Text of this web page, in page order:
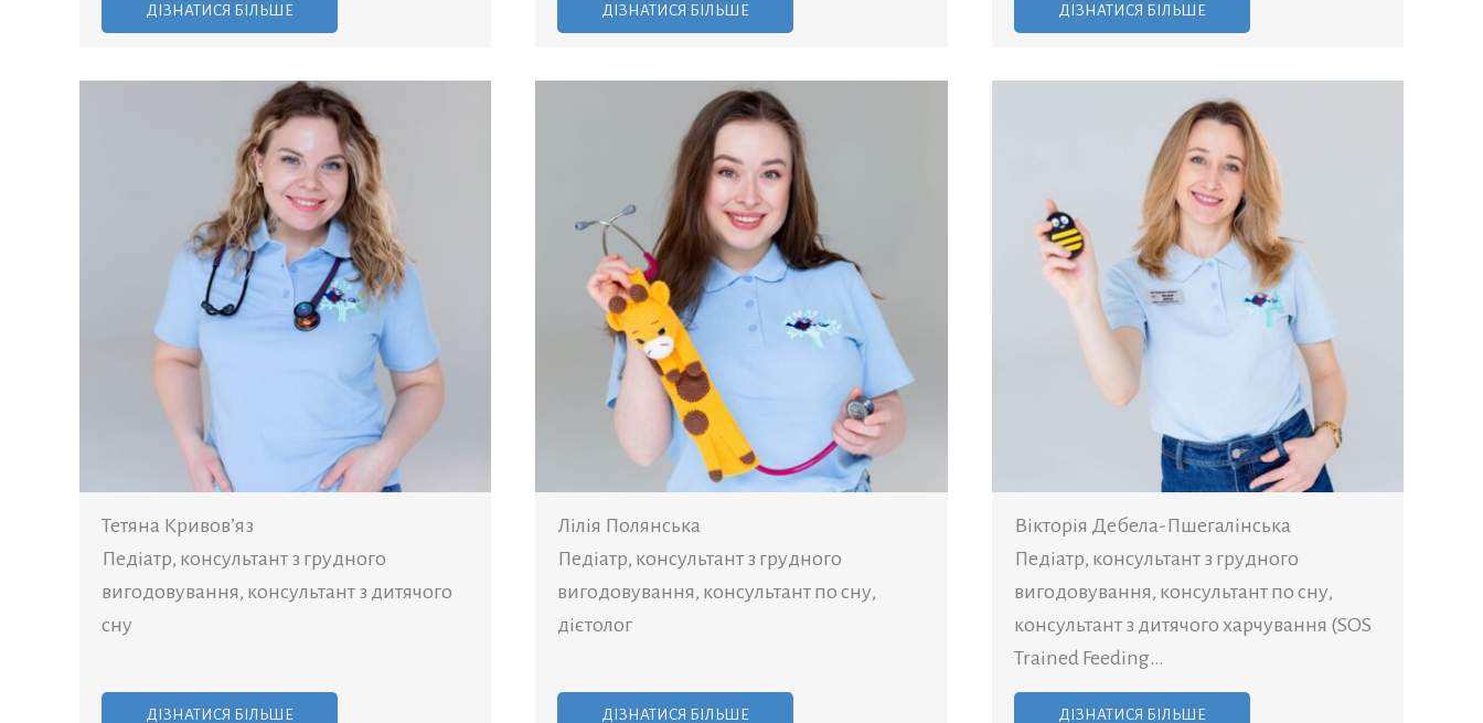
ДІЗНАТИСЯ БІЛЬШЕ ДІЗНАТИСЯ БІЛЬШЕ ДІЗНАТИСЯ БІЛЬШЕ
Тетяна Кривов’яз
Педіатр, консультант з грудного
вигодовування, консультант з дитячого
сну
ДІЗНАТИСЯ БІЛЬШЕ
Лілія Полянська
Педіатр, консультант з грудного
вигодовування, консультант по сну,
дієтолог
ДІЗНАТИСЯ БІЛЬШЕ
Вікторія Дебела-Пшегалінська
Педіатр, консультант з грудного
вигодовування, консультант по сну,
консультант з дитячого харчування (SOS
Trained Feeding…
ДІЗНАТИСЯ БІЛЬШЕ